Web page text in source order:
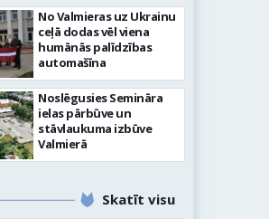
slimnīcā
No Valmieras uz Ukrainu
ceļā dodas vēl viena
humānās palīdzības
automašīna
Noslēgusies Semināra
ielas pārbūve un
stāvlaukuma izbūve
Valmierā
Skatīt visu